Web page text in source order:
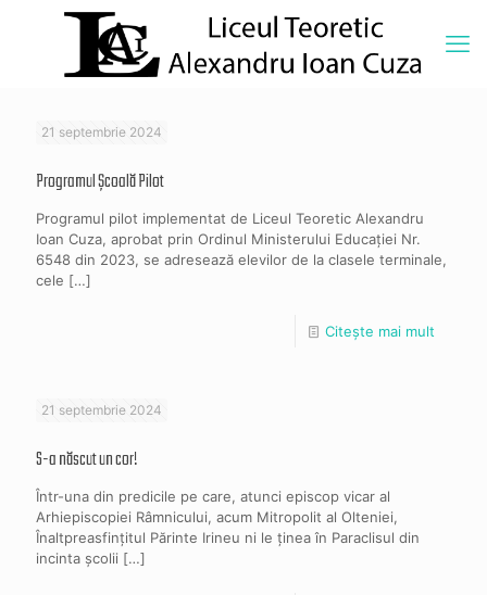
21 septembrie 2024
Programul Școală Pilot
Programul pilot implementat de Liceul Teoretic Alexandru
Ioan Cuza, aprobat prin Ordinul Ministerului Educației Nr.
6548 din 2023, se adresează elevilor de la clasele terminale,
cele […]
Citește mai mult
21 septembrie 2024
S-a născut un cor!
Într-una din predicile pe care, atunci episcop vicar al
Arhiepiscopiei Râmnicului, acum Mitropolit al Olteniei,
Înaltpreasfințitul Părinte Irineu ni le ținea în Paraclisul din
incinta școlii […]